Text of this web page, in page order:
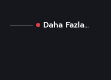
Daha Fazla...